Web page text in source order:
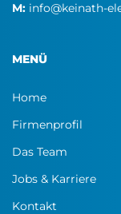
SMD
M: info@keinath-
MENÜ
Home
Firmenprofil
Das Team
Jobs & Karriere
Kontakt